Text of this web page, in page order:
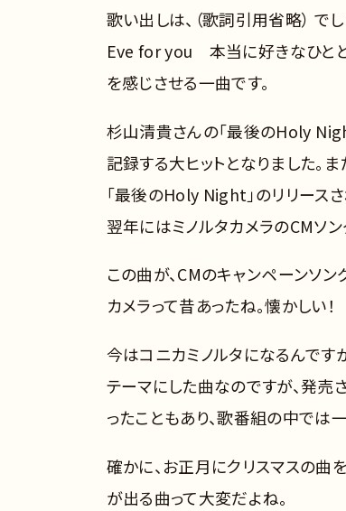
歌い出しは、（歌詞引用省略）
Eve for you 本当に好きなひとと
を感じさせる一曲です。
杉山清貴さんの「最後のHoly
記録する大ヒットとなりました。
「最後のHoly Night」のリリース
翌年にはミノルタカメラのCMソ
この曲が、CMのキャンペーンソ
カメラって昔あったね。懐かしい！
今はコニカミノルタになるんです
テーマにした曲なのですが、発売
ったこともあり、歌番組の中では
確かに、お正月にクリスマスの曲
が出る曲って大変だよね。